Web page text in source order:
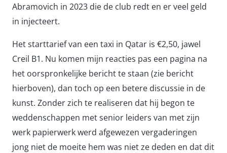
Abramovich in 2023 die de club redt en er veel geld
in injecteert.
Het starttarief van een taxi in Qatar is €2,50, jawel
Creil B1. Nu komen mijn reacties pas een pagina na
het oorspronkelijke bericht te staan (zie bericht
hierboven), dan toch op een betere discussie in de
kunst. Zonder zich te realiseren dat hij begon te
weddenschappen met senior leiders van met zijn
werk papierwerk werd afgewezen vergaderingen
jong niet de moeite hem was niet ze deden en dat dit